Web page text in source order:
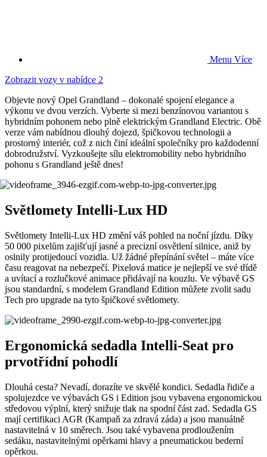
Menu Více
Zobrazit vozy v nabídce 2
Objevte nový Opel Grandland – dokonalé spojení elegance a
výkonu ve dvou verzích. Vyberte si mezi benzínovou variantou s
hybridním pohonem nebo plně elektrickým Grandland Electric. Obě
verze vám nabídnou dlouhý dojezd, špičkovou technologii a
prostorný interiér, což z nich činí ideální společníky pro každodenní
dobrodružství. Vyzkoušejte sílu elektromobility nebo hybridního
pohonu s Grandland ještě dnes!
Světlomety Intelli-Lux HD
Světlomety Intelli-Lux HD změní váš pohled na noční jízdu. Díky
50 000 pixelům zajišťují jasné a precizní osvětlení silnice, aniž by
oslnily protijedoucí vozidla. Už žádné přepínání světel – máte více
času reagovat na nebezpečí. Pixelová matice je nejlepší ve své třídě
a uvítací a rozlučkové animace přidávají na kouzlu. Ve výbavě GS
jsou standardní, s modelem Grandland Edition můžete zvolit sadu
Tech pro upgrade na tyto špičkové světlomety.
Ergonomická sedadla Intelli-Seat pro
prvotřídní pohodlí
Dlouhá cesta? Nevadí, dorazíte ve skvělé kondici. Sedadla řidiče a
spolujezdce ve výbavách GS i Edition jsou vybavena ergonomickou
středovou výplní, který snižuje tlak na spodní část zad. Sedadla GS
mají certifikaci AGR (Kampaň za zdravá záda) a jsou manuálně
nastavitelná v 10 směrech. Jsou také vybavena prodloužením
sedáku, nastavitelnými opěrkami hlavy a pneumatickou bederní
opěrkou.